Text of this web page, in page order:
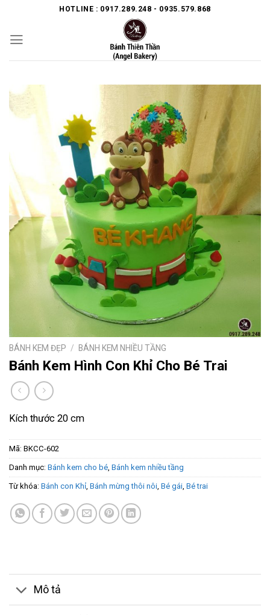
content
HOTLINE : 0917.289.248 - 0935.579.868
BÁNH KEM ĐẸP / BÁNH KEM NHIỀU TẦNG
Bánh Kem Hình Con Khỉ Cho Bé Trai
Kích thước 20 cm
Mã: BKCC-602
Danh mục: Bánh kem cho bé, Bánh kem nhiều tầng
Từ khóa: Bánh con Khỉ, Bánh mừng thôi nôi, Bé gái, Bé trai
Mô tả